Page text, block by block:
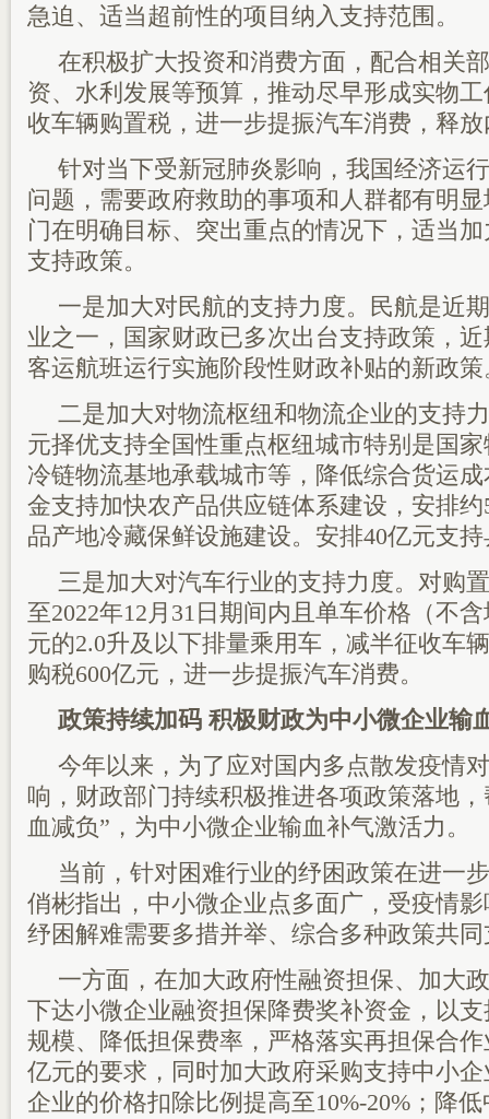
急迫、适当超前性的项目纳入支持范围。
在积极扩大投资和消费方面，配合相关
资、水利发展等预算，推动尽早形成实物
收车辆购置税，进一步提振汽车消费，释
针对当下受新冠肺炎影响，我国经济运
问题，需要政府救助的事项和人群都有明
门在明确目标、突出重点的情况下，适当
支持政策。
一是加大对民航的支持力度。民航是近
业之一，国家财政已多次出台支持政策，
客运航班运行实施阶段性财政补贴的新政策
二是加大对物流枢纽和物流企业的支持
元择优支持全国性重点枢纽城市特别是国
冷链物流基地承载城市等，降低综合货运
金支持加快农产品供应链体系建设，安排
品产地冷藏保鲜设施建设。安排40亿元支
三是加大对汽车行业的支持力度。对购
至2022年12月31日期间内且单车价格（不
元的2.0升及以下排量乘用车，减半征收车
购税600亿元，进一步提振汽车消费。
政策持续加码 积极财政为中小微企业输
今年以来，为了应对国内多点散发疫情
响，财政部门持续积极推进各项政策落地
血减负”，为中小微企业输血补气激活力。
当前，针对困难行业的纾困政策在进一
俏彬指出，中小微企业点多面广，受疫情
纾困解难需要多措并举、综合多种政策共
一方面，在加大政府性融资担保、加大
下达小微企业融资担保降费奖补资金，以
规模、降低担保费率，严格落实再担保合
亿元的要求，同时加大政府采购支持中小
企业的价格扣除比例提高至10%-20%；降